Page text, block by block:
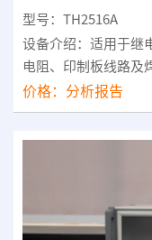
型号：TH2516A
设备介绍：适用于继
电阻、印制板线路及
价格： 分析报告